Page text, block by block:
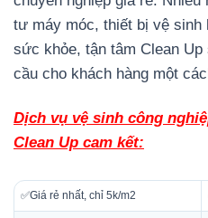
tư máy móc, thiết bị vệ sinh
sức khỏe, tận tâm Clean
cầu cho khách hàng một
Dịch vụ vệ sinh công
Clean Up cam kết:
✅Giá rẻ nhất, chỉ 5k/m2